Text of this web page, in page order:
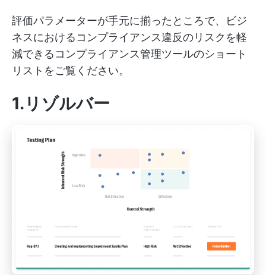
評価パラメーターが手元に揃ったところで、ビジ
ネスにおけるコンプライアンス違反のリスクを軽
減できるコンプライアンス管理ツールのショート
リストをご覧ください。
1.リゾルバー